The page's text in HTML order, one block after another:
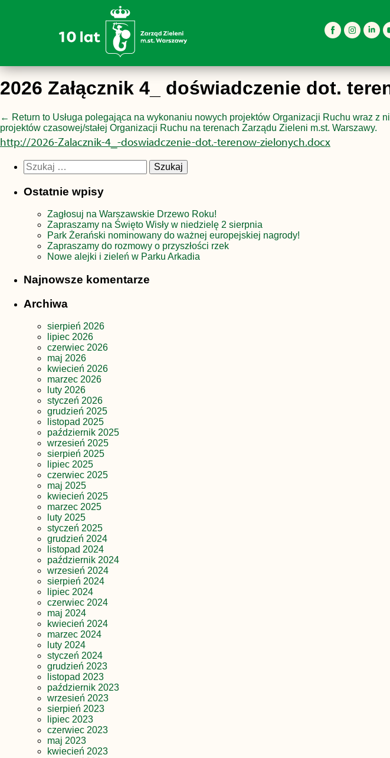
2026 Załącznik 4_ doświadczenie dot.
← Return to Usługa polegająca na wykonaniu nowych projektów Organizacji Ruchu wraz
projektów czasowej/stałej Organizacji Ruchu na terenach Zarządu Zieleni m.st. Warszawy.
http://2026-Zalacznik-4_-doswiadczenie-dot.-terenow-zielonych.docx
Szukaj:
Ostatnie wpisy
Zagłosuj na Warszawskie Drzewo Roku!
Zapraszamy na Święto Wisły w niedzielę 2 sierpnia
Park Żerański nominowany do ważnej europejskiej nagrody!
Zapraszamy do rozmowy o przyszłości rzek
Nowe alejki i zieleń w Parku Arkadia
Najnowsze komentarze
Archiwa
sierpień 2026
lipiec 2026
czerwiec 2026
maj 2026
kwiecień 2026
marzec 2026
luty 2026
styczeń 2026
grudzień 2025
listopad 2025
październik 2025
wrzesień 2025
sierpień 2025
lipiec 2025
czerwiec 2025
maj 2025
kwiecień 2025
marzec 2025
luty 2025
styczeń 2025
grudzień 2024
listopad 2024
październik 2024
wrzesień 2024
sierpień 2024
lipiec 2024
czerwiec 2024
maj 2024
kwiecień 2024
marzec 2024
luty 2024
styczeń 2024
grudzień 2023
listopad 2023
październik 2023
wrzesień 2023
sierpień 2023
lipiec 2023
czerwiec 2023
maj 2023
kwiecień 2023